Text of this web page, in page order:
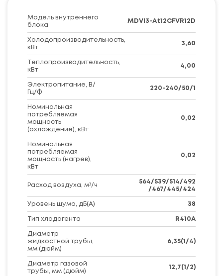
Модель внутреннего
блока
MDVI3-At12CFVR12D
Холодопроизводительность,
кВт
3,60
Теплопроизводительность,
кВт
4,00
Электропитание, В/
Гц/Ф
220-240/50/1
Номинальная
потребляемая
мощность
(охлаждение), кВт
0,02
Номинальная
потребляемая
мощность (нагрев),
кВт
0,02
Расход воздуха, м³/ч
564/539/514/492
/467/445/424
Уровень шума, дБ(A) 38
Тип хладагента R410A
Диаметр
жидкостной трубы,
мм (дюйм)
6,35(1/4)
Диаметр газовой
трубы, мм (дюйм)
12,7(1/2)